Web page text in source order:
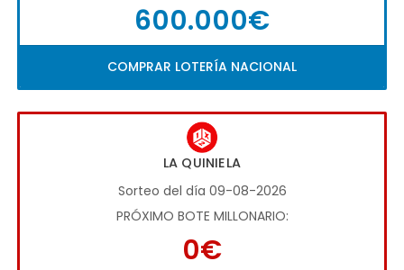
600.000€
COMPRAR LOTERÍA NACIONAL
LA QUINIELA
Sorteo del día 09-08-2026
PRÓXIMO BOTE MILLONARIO:
0€